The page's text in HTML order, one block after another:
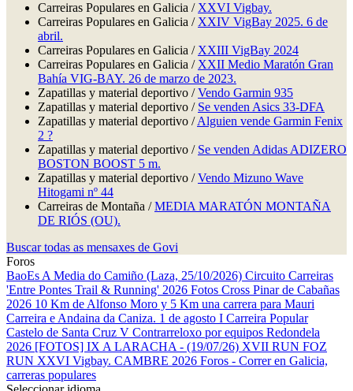
Carreiras Populares en Galicia / XXVI Vigbay.
Carreiras Populares en Galicia / XXIV VigBay 2025. 6 de
abril.
Carreiras Populares en Galicia / XXIII VigBay 2024
Carreiras Populares en Galicia / XXII Medio Maratón Gran
Bahía VIG-BAY. 26 de marzo de 2023.
Zapatillas y material deportivo /Vendo Garmin 935
Zapatillas y material deportivo / Se venden Asics 33-DFA
Zapatillas y material deportivo /Alguien vende Garmin Fenix
2 ?
Zapatillas y material deportivo / Se venden Adidas ADIZERO
BOSTON BOOST 5 m.
Zapatillas y material deportivo /Vendo Mizuno Wave
Hitogami nº 44
Carreiras de Montaña /MEDIA MARATÓN MONTAÑA
DE RIÓS (OU).
Buscar todas as mensaxes de Govi
Foros
BaoEs A Media do Camiño (Laza, 25/10/2026) Circuito Carreiras
'Entre Pontes Trail & Running' 2026 Fotos Cross Pinar de Cabañas
2026 10 Km de Alfonso Moro y 5 Km una carrera para Mauri
Carreira e Andaina da Caniza. 1 de agosto I Carreira Popular
Castelo de Santa Cruz V Contrarreloxo por equipos Redondela
2026 [FOTOS] IX A LARACHA - (19/07/26) XVII RUN FOZ
RUN XXVI Vigbay. CAMBRE 2026 Foros - Correr en Galicia,
carreras populares